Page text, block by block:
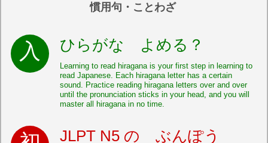
慣用句・ことわざ
ひらがな よめる？
Learning to read hiragana is your first step in learning to
read Japanese. Each hiragana letter has a certain
sound. Practice reading hiragana letters over and over
until the pronunciation sticks in your head, and you will
master all hiragana in no time.
JLPT N5 の ぶんぽう